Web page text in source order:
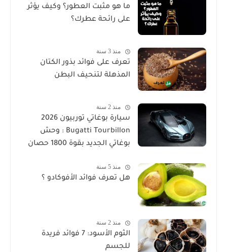
ما هو مثبت العطور؟ وكيف يؤثر
على رائحة عطرك؟
منذ 3 سنة
تعرف على فوائد بذور الكتان
المذهلة لتنحيف البطن
منذ 2 سنة
سيارة بوغاتي توربيون 2026
Bugatti Tourbillon : وحش
بوغاتي الجديد بقوة 1800 حصان
منذ 5 سنة
هل تعرف فوائد الأفوكادو ؟
منذ 2 سنة
الثوم الأسود: 7 فوائد فريدة
للجسم